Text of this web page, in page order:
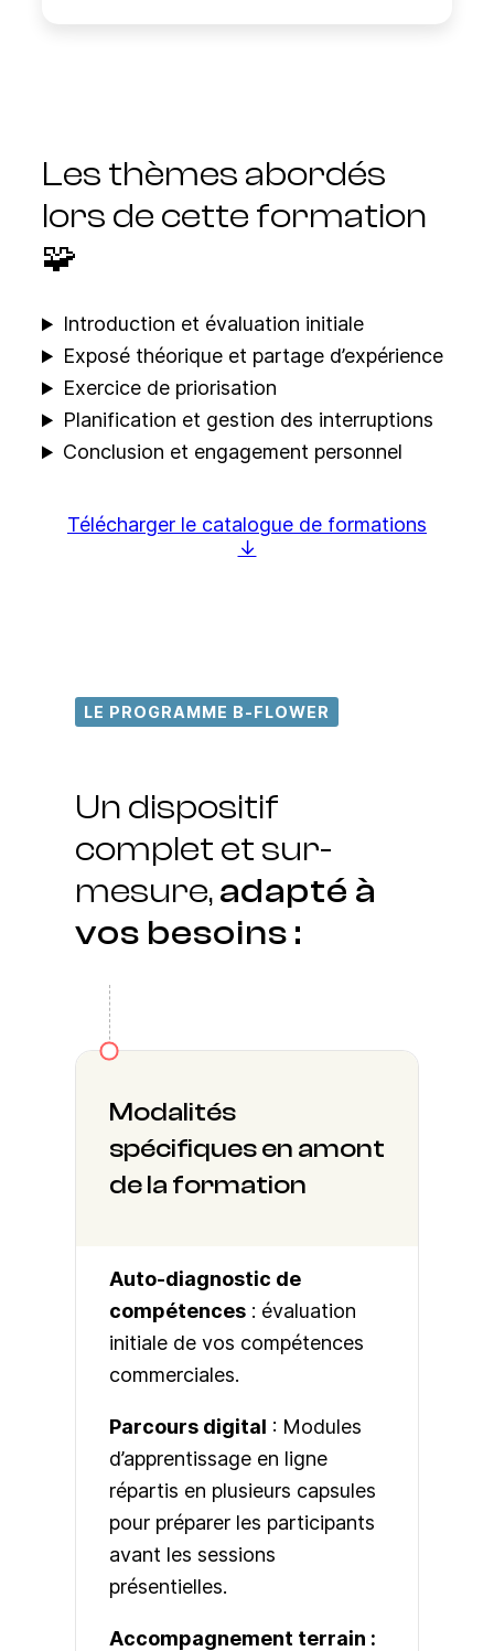
Les thèmes abordés
lors de cette formation
🧩
Introduction et évaluation initiale
Exposé théorique et partage d’expérience
Exercice de priorisation
Planification et gestion des interruptions
Conclusion et engagement personnel
Télécharger le catalogue de formations
LE PROGRAMME B-FLOWER
Un dispositif
complet et sur-
mesure,adapté à
vos besoins :
Modalités
spécifiques en amont
de la formation
Auto-diagnostic de
compétences : évaluation
initiale de vos compétences
commerciales.
Parcours digital : Modules
d’apprentissage en ligne
répartis en plusieurs capsules
pour préparer les participants
avant les sessions
présentielles.
Accompagnement terrain :